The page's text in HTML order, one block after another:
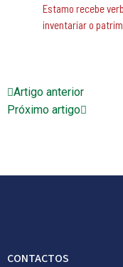
Estamo recebe
inventariar o
Artigo anterior
Próximo artigo
CONTACTOS